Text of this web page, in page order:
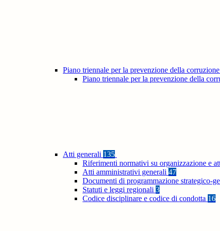
Piano triennale per la prevenzione della
Piano triennale per la prevenzione della
Atti generali 135
Riferimenti normativi su organizzazione e
Atti amministrativi generali 47
Documenti di programmazione strategico-
Statuti e leggi regionali 3
Codice disciplinare e codice di condotta 16